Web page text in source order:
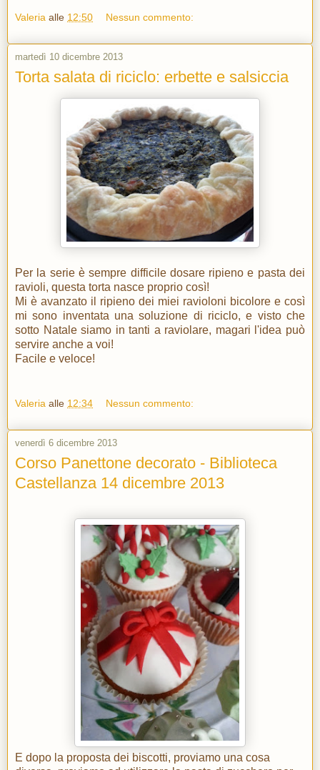
Valeria alle 12:50 Nessun commento:
martedì 10 dicembre 2013
Torta salata di riciclo: erbette e salsiccia
Per la serie è sempre difficile dosare ripieno e pasta dei
ravioli, questa torta nasce proprio così!
Mi è avanzato il ripieno dei miei ravioloni bicolore e così
mi sono inventata una soluzione di riciclo, e visto che
sotto Natale siamo in tanti a raviolare, magari l'idea può
servire anche a voi!
Facile e veloce!
Valeria alle 12:34 Nessun commento:
venerdì 6 dicembre 2013
Corso Panettone decorato - Biblioteca
Castellanza 14 dicembre 2013
E dopo la proposta dei biscotti, proviamo una cosa